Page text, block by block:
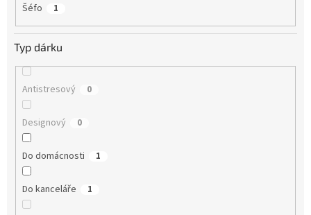
Šéfo 1
Typ dárku
Antistresový 0
Designový 0
Do domácnosti 1
Do kanceláře 1